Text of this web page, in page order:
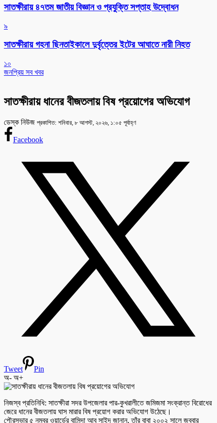
সাতক্ষীরায় ৪৭তম জাতীয় বিজ্ঞান ও প্রযুক্তি সপ্তাহ উদ্বোধন
৯
সাতক্ষীরায় গহনা ছিনতাইকালে দুর্বৃত্তের ইটের আঘাতে নারী নিহত
১০
জনপ্রিয় সব খবর
সাতক্ষীরায় ধানের বীজতলায় বিষ প্রয়োগের অভিযোগ
ডেস্ক নিউজ প্রকাশিত: শনিবার, ৮ আগস্ট, ২০২৬, ১:০৫ পূর্বাহ্ণ
Facebook
Tweet
Pin
অ- অ+
নিজস্ব প্রতিনিধি: সাতক্ষীরা সদর উপজেলার পার-কুখরালীতে জমিজমা সংক্রান্ত বিরোধের
জেরে ধানের বীজতলায় ঘাস মারার বিষ প্রয়োগ করার অভিযোগ উঠেছে।
পৌরসভার ৫ নম্বর ওয়ার্ডের বাসিন্দা আবু সাইদ জানান, তাঁর বাবা ২০০২ সালে জব্বার